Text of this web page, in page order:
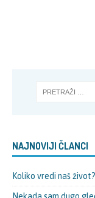
NAJNOVIJI ČLANCI
Koliko vredi naš život?
Nekada sam dugo